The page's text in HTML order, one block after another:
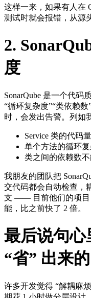
这样一来，如果有人在
测试时就会报错，从源
2.
度
SonarQube 是一个代码
“循环复杂度”“类依赖
时，会发出告警。列如
Service 类的代码
单个方法的循环复
类之间的依赖数不
我朋友的团队把
交代码都会自动检查，
支 —— 目前他们的项目
能，比之前快了 2 倍。
最后说句心
“省” 出来的
许多开发觉得 “解耦麻